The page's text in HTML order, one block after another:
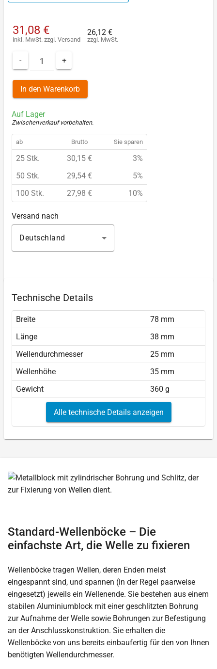
31,08 €
inkl. MwSt. zzgl. Versand
26,12 €
zzgl. MwSt.
- +
In den Warenkorb
Auf Lager
Zwischenverkauf vorbehalten.
ab Brutto Sie sparen
25 Stk. 30,15 €
3%
50 Stk.
29,54 €
5%
100 Stk.
27,98 € 10%
Versand nach
Deutschland
Technische Details
Breite
78 mm
Länge
38 mm
Wellendurchmesser
25 mm
Wellenhöhe
35 mm
Gewicht
360 g
Alle technische Details anzeigen
Standard-Wellenböcke – Die
einfachste Art, die Welle zu fixieren
Wellenböcke tragen Wellen, deren Enden meist
eingespannt sind, und spannen (in der Regel paarweise
eingesetzt) jeweils ein Wellenende. Sie bestehen aus einem
stabilen Aluminiumblock mit einer geschlitzten Bohrung
zur Aufnahme der Welle sowie Bohrungen zur Befestigung
an der Anschlusskonstruktion. Sie erhalten die
Wellenböcke von uns bereits einbaufertig für den von Ihnen
benötigten Wellendurchmesser.